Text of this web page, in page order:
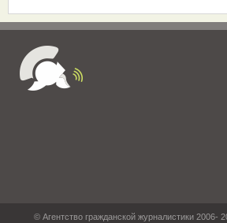
© Агентство гражданской журналистики